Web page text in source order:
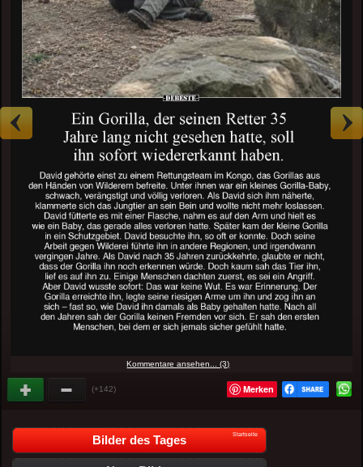
Kommentare ansehen... (3)
(+142) Merken
Bilder des Tages Startseite